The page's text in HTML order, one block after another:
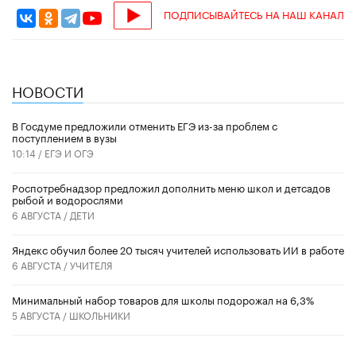
ПОДПИСЫВАЙТЕСЬ НА НАШ КАНАЛ
НОВОСТИ
В Госдуме предложили отменить ЕГЭ из-за проблем с
поступлением в вузы
10:14 / ЕГЭ И ОГЭ
Роспотребнадзор предложил дополнить меню школ и детсадов
рыбой и водорослями
6 АВГУСТА / ДЕТИ
​Яндекс обучил более 20 тысяч учителей использовать ИИ в работе
6 АВГУСТА /УЧИТЕЛЯ
Минимальный набор товаров для школы подорожал на 6,3%
5 АВГУСТА / ШКОЛЬНИКИ